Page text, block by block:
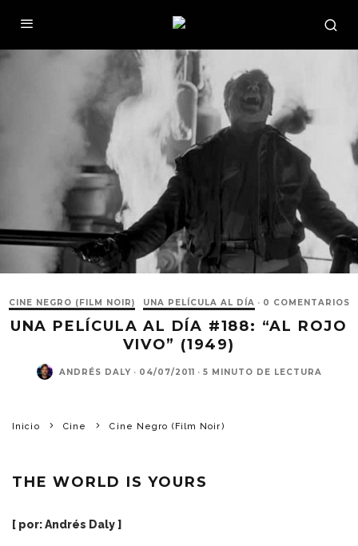
CINE NEGRO (FILM NOIR) UNA PELÍCULA AL DÍA · 0 COMENTARIOS
UNA PELÍCULA AL DÍA #188: “AL ROJO
VIVO” (1949)
ANDRÉS DALY · 04/07/2011 · 5 MINUTO DE LECTURA
Inicio Cine Cine Negro (Film Noir)
THE WORLD IS YOURS
[ por: Andrés Daly ]